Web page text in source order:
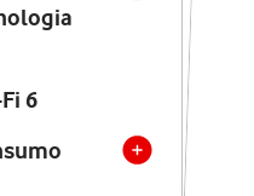
6
con Wi-Fi 7
verso
e mobili